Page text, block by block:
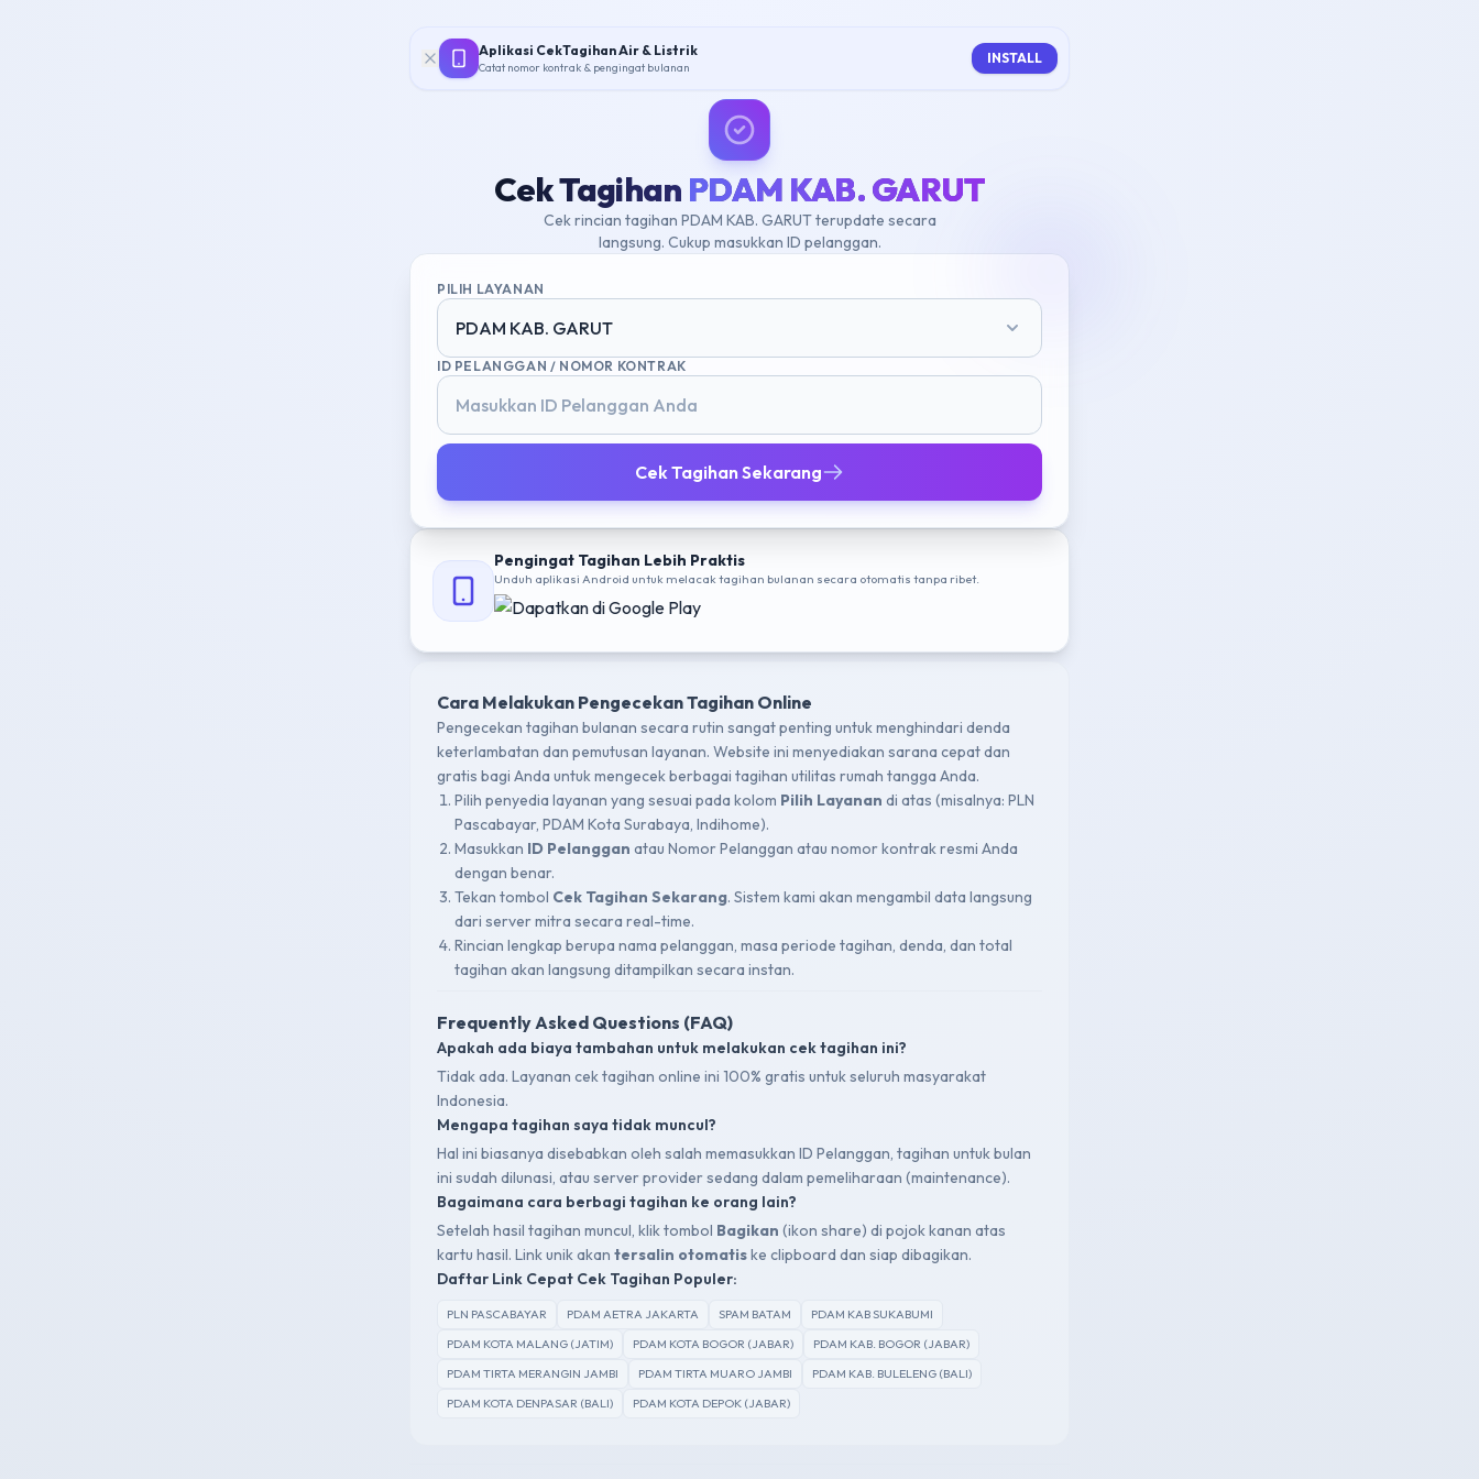
Aplikasi CekTagihan Air & Listrik
Catat nomor kontrak & pengingat bulanan
INSTALL
Cek Tagihan PDAM KAB. GARUT
Cek rincian tagihan PDAM KAB. GARUT terupdate secara
langsung. Cukup masukkan ID pelanggan.
PILIH LAYANAN
PDAM KAB. GARUT
ID PELANGGAN / NOMOR KONTRAK
Cek Tagihan Sekarang
Pengingat Tagihan Lebih Praktis
Unduh aplikasi Android untuk melacak tagihan bulanan secara otomatis tanpa ribet.
Cara Melakukan Pengecekan Tagihan Online
Pengecekan tagihan bulanan secara rutin sangat penting untuk menghindari denda
keterlambatan dan pemutusan layanan. Website ini menyediakan sarana cepat dan
gratis bagi Anda untuk mengecek berbagai tagihan utilitas rumah tangga Anda.
Pilih penyedia layanan yang sesuai pada kolom Pilih Layanan di atas (misalnya: PLN
Pascabayar, PDAM Kota Surabaya, Indihome).
Masukkan ID Pelanggan atau Nomor Pelanggan atau nomor kontrak resmi Anda
dengan benar.
Tekan tombol Cek Tagihan Sekarang. Sistem kami akan mengambil data langsung
dari server mitra secara real-time.
Rincian lengkap berupa nama pelanggan, masa periode tagihan, denda, dan total
tagihan akan langsung ditampilkan secara instan.
Frequently Asked Questions (FAQ)
Apakah ada biaya tambahan untuk melakukan cek tagihan ini?
Tidak ada. Layanan cek tagihan online ini 100% gratis untuk seluruh masyarakat
Indonesia.
Mengapa tagihan saya tidak muncul?
Hal ini biasanya disebabkan oleh salah memasukkan ID Pelanggan, tagihan untuk bulan
ini sudah dilunasi, atau server provider sedang dalam pemeliharaan (maintenance).
Bagaimana cara berbagi tagihan ke orang lain?
Setelah hasil tagihan muncul, klik tombol Bagikan (ikon share) di pojok kanan atas
kartu hasil. Link unik akan tersalin otomatiske clipboard dan siap dibagikan.
Daftar Link Cepat Cek Tagihan Populer:
PLN PASCABAYAR PDAM AETRA JAKARTA SPAM BATAM
PDAM KAB SUKABUMI
PDAM KOTA MALANG (JATIM)
PDAM KOTA BOGOR (JABAR)
PDAM KAB. BOGOR (JABAR)
PDAM TIRTA MERANGIN JAMBI
PDAM TIRTA MUARO JAMBI
PDAM KAB. BULELENG (BALI)
PDAM KOTA DENPASAR (BALI)
PDAM KOTA DEPOK (JABAR)